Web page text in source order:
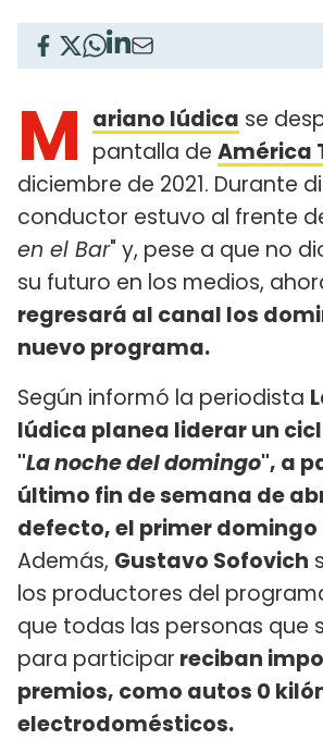
M ariano Iúdica se
pantalla de América
diciembre de 2021. Durante
conductor estuvo al frente
en el Bar" y, pese a que no
su futuro en los medios,
regresará al canal los
nuevo programa.
Según informó la periodista
Iúdica planea liderar un
"La noche del domingo", a
último fin de semana de
defecto, el primer domingo
Además, Gustavo Sofovich
los productores del
que todas las personas que
para participar reciban
premios, como autos 0
electrodomésticos.